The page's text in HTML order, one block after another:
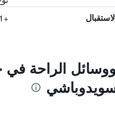
+81 338 165 489
ووسائل الراحة في